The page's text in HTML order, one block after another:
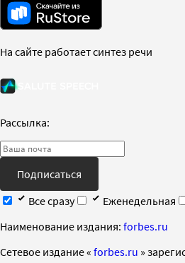
На сайте работает синтез речи
Рассылка:
Подписаться
Все сразу
Еженедельная
Наименование издания: forbes.ru
Cетевое издание « forbes.ru »